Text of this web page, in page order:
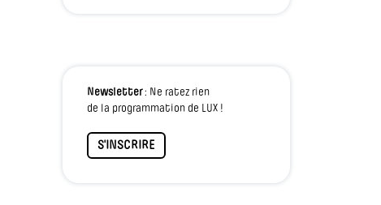
Newsletter: Ne ratez rien
de la programmation de LUX !
S'INSCRIRE